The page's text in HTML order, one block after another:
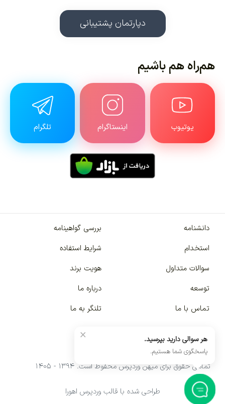
دپارتمان پشتیبانی
هم‌راه هم باشیم
یوتیوب اینستاگرام تلگرام
دانشنامه
بررسی گواهینامه
استخدام
شرایط استفاده
سوالات متداول
هویت برند
توسعه
درباره ما
تماس با ما
تلنگر به ما
تمامی حقوق برای میهن وردپرس محفوظ است. ۱۳۹۴ - ۱۴۰۵
طراحی شده با قالب وردپرس اهورا
× هر سوالی دارید بپرسید.
پاسخگوی شما هستیم.